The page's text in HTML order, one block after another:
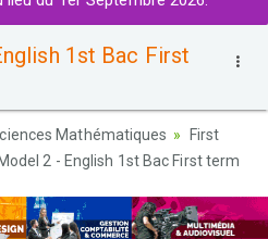
1st Bac First
Mathématiques
First
2 - English 1st Bac First term